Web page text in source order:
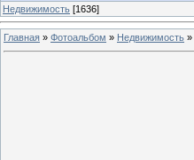
Недвижимость [1636]
Главная » Фотоальбом » Недвижимость »